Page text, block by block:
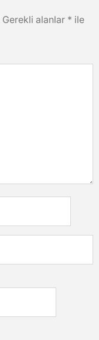
Gerekli alanlar * ile